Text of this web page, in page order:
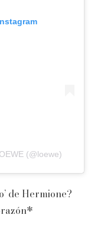
(@loewe)
de Hermione?